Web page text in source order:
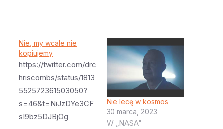
Nie, my wcale nie
kopiujemy
https://twitter.com/drc
hriscombs/status/1813
552572361503050?
s=46&t=NiJzDYe3CF
sI9bz5DJBjOg
Nie lecę w kosmos
30 marca, 2023
W „NASA"